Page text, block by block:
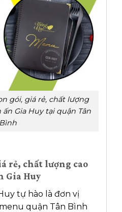
gói, giá rẻ, chất lượng
ấn Gia Huy tại quận Tân
Bình
rẻ, chất lượng cao
Gia Huy
tự hào là đơn vị
quận Tân Bình